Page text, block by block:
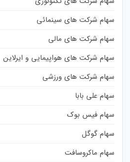
سهام شرکت های سینمائی
سهام شرکت های مالی
سهام شرکت های هواپیمایی و ایرلاین
سهام شرکت های ورزشی
سهام علی بابا
سهام فیس بوک
سهام گوگل
سهام ماکروسافت